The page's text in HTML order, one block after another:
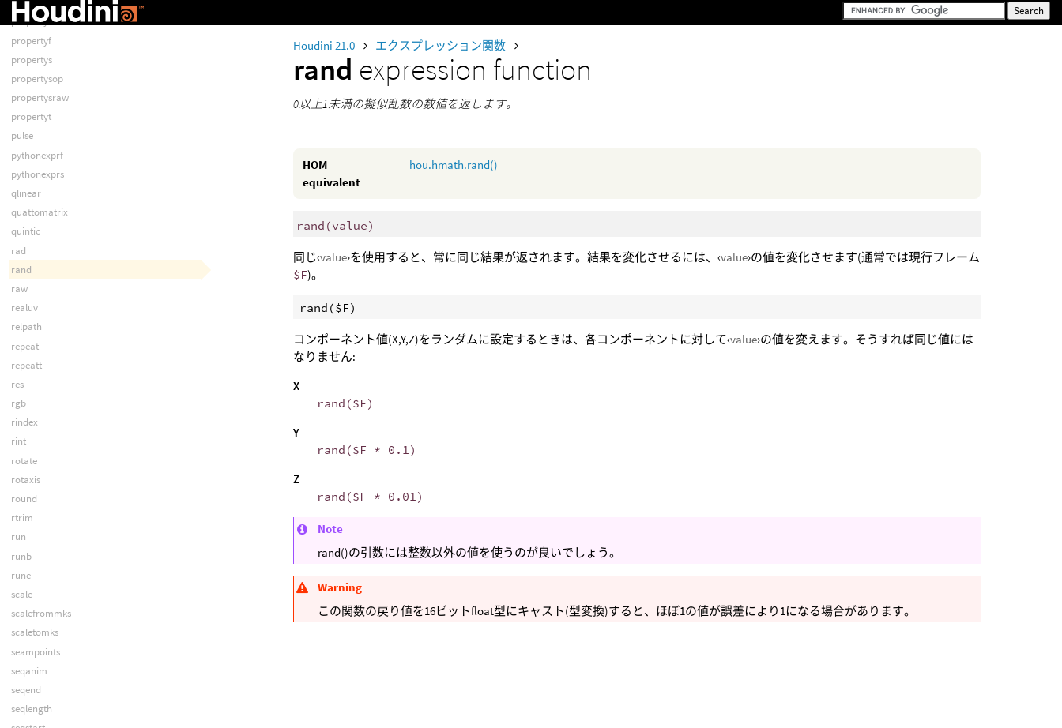
Houdini 21.0 エクスプレッション関数
rand expression function
0以上1未満の擬似乱数の数値を返します。
HOM
equivalent
hou.hmath.rand()
rand (value)
同じ‹value›を使用すると、常に同じ結果が返されます。結果を変化させるには、‹value›の値を変化させます(通常では現行フレーム
$F)。
rand($F)
コンポーネント値(X,Y,Z)をランダムに設定するときは、各コンポーネントに対して‹value›の値を変えます。そうすれば同じ値には
なりません:
X
rand($F)
Y
rand($F * 0.1)
Z
rand($F * 0.01)
Note
rand()の引数には整数以外の値を使うのが良いでしょう。
Warning
この関数の戻り値を16ビットfloat型にキャスト(型変換)すると、ほぼ1の値が誤差により1になる場合があります。
property
propertyf
propertys
propertysop
propertysraw
propertyt
pulse
pythonexprf
pythonexprs
qlinear
quattomatrix
quintic
rad
rand
raw
realuv
relpath
repeat
repeatt
res
rgb
rindex
rint
rotate
rotaxis
round
rtrim
run
runb
rune
scale
scalefrommks
scaletomks
seampoints
seqanim
seqend
seqlength